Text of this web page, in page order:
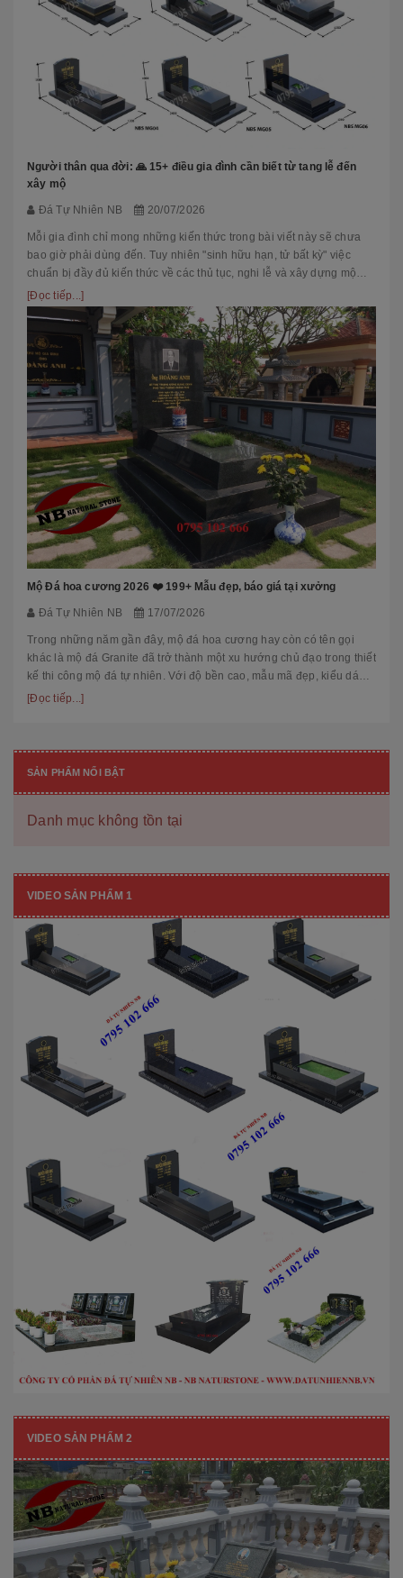
Người thân qua đời: 🙏 15+ điều gia đình cần biết từ tang lễ đến
xây mộ
Đá Tự Nhiên NB 20/07/2026
Mỗi gia đình chỉ mong những kiến thức trong bài viết này sẽ chưa
bao giờ phải dùng đến. Tuy nhiên "sinh hữu hạn, tử bất kỳ" việc
chuẩn bị đầy đủ kiến thức về các thủ tục, nghi lễ và xây dựng mộ
phầ...
[Đọc tiếp...]
Mộ Đá hoa cương 2026 ❤️ 199+ Mẫu đẹp, báo giá tại xưởng
Đá Tự Nhiên NB 17/07/2026
Trong những năm gần đây, mộ đá hoa cương hay còn có tên gọi
khác là mộ đá Granite đã trở thành một xu hướng chủ đạo trong thiết
kế thi công mộ đá tự nhiên. Với độ bền cao, mẫu mã đẹp, kiểu dáng
hiệ...
[Đọc tiếp...]
SẢN PHẨM NỔI BẬT
Danh mục không tồn tại
VIDEO SẢN PHẨM 1
VIDEO SẢN PHẨM 2